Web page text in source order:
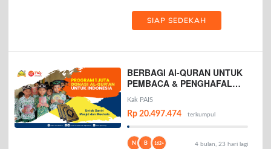
SIAP SEDEKAH
BERBAGI Al-QURAN UNTUK
PEMBACA & PENGHAFAL
AL-QURAN
Kak PAIS
Rp 20.497.474 terkumpul
N B 162+ 4 bulan, 23 hari lagi